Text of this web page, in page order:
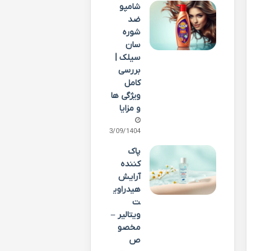
شامپو
ضد
شوره
سان
سیلک |
بررسی
کامل
ویژگی ها
و مزایا
13/09/1404
پاک
کننده
آرایش
هیدراوی
ت
ویتالیر –
مخصو
ص